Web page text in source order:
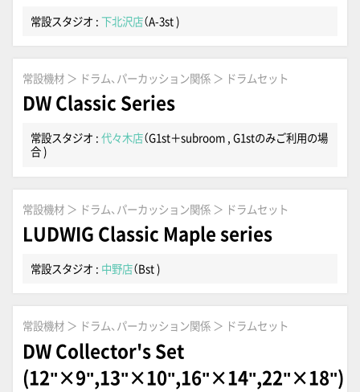
常設スタジオ :下北沢店（A-3st )
常設機材 ＞ ドラム、パーカッション関係 ＞ ドラムセット
DW Classic Series
常設スタジオ :代々木店（G1st＋subroom , G1stのみご利用の場
合 )
常設機材 ＞ ドラム、パーカッション関係 ＞ ドラムセット
LUDWIG Classic Maple series
常設スタジオ : 中野店（Bst )
常設機材 ＞ ドラム、パーカッション関係 ＞ ドラムセット
DW Collector's Set
(12"×9",13"×10",16"×14",22"×18")